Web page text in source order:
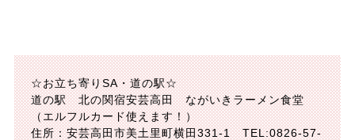
☆お立ち寄りSA・道の駅☆
道の駅 北の関宿安芸高田 ながいきラーメン食堂
（エルフルカード使えます！）
住所：安芸高田市美土里町横田331-1 TEL:0826-57-